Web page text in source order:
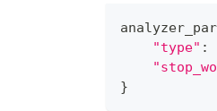
"type" :
}